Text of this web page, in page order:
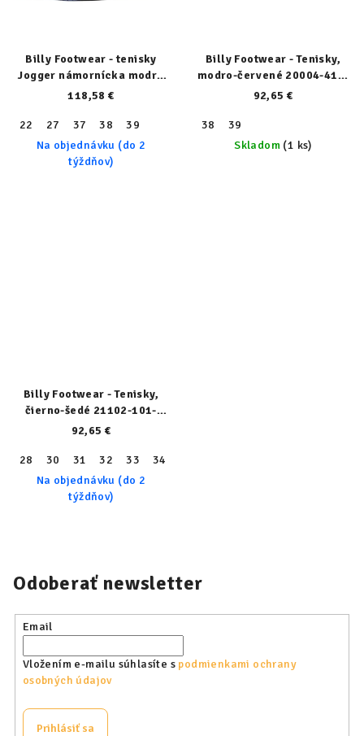
Billy Footwear - tenisky
Jogger námornícka modrá
23102-410-normal
118,58 €
22 27 37 38
39
Na objednávku (do 2
týždňov)
Billy Footwear - Tenisky,
modro-červené 20004-410-
normal
92,65 €
38
39
Skladom (1 ks)
Billy Footwear - Tenisky,
čierno-šedé 21102-101-
normal
92,65 €
28 30 31 32 33 34
Na objednávku (do 2
týždňov)
Odoberať newsletter
Email
Vložením e-mailu súhlasíte s podmienkami ochrany
osobných údajov
Prihlásiť sa